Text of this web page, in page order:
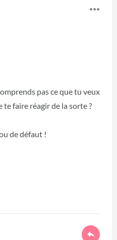
pas ce que tu veux
faire réagir de la sorte ?
de défaut !